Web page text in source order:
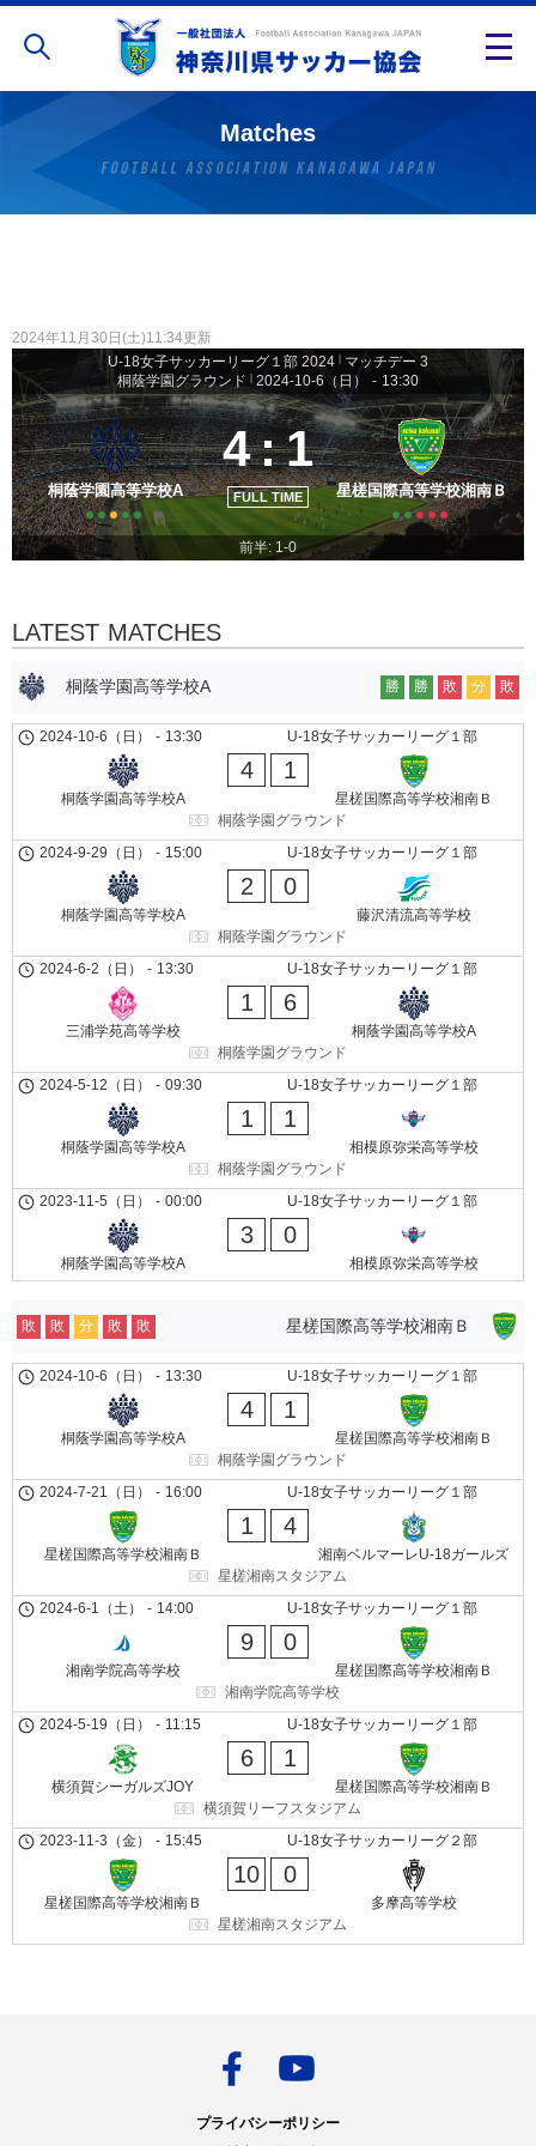
Matches
2024年11月30日(土)11:34更新
U-18女子サッカーリーグ１部 2024
マッチデー 3
桐蔭学園グラウンド
2024-10-6（日） - 13:30
桐蔭学園高等学校A
4:1
FULL TIME 星槎国際高等学校湘南Ｂ
前半: 1-0
LATEST MATCHES
桐蔭学園高等学校A 勝 勝 敗 分 敗
U-18女子サッカーリーグ１部
2024-10-6（日） - 13:30
桐蔭学園高等学校A
4 1
星槎国際高等学校湘南Ｂ
桐蔭学園グラウンド
U-18女子サッカーリーグ１部
2024-9-29（日） - 15:00
桐蔭学園高等学校A
2 0
藤沢清流高等学校
桐蔭学園グラウンド
U-18女子サッカーリーグ１部
2024-6-2（日） - 13:30
三浦学苑高等学校
1 6
桐蔭学園高等学校A
桐蔭学園グラウンド
U-18女子サッカーリーグ１部
2024-5-12（日） - 09:30
桐蔭学園高等学校A
1 1
相模原弥栄高等学校
桐蔭学園グラウンド
U-18女子サッカーリーグ１部
2023-11-5（日） - 00:00
桐蔭学園高等学校A
3 0
相模原弥栄高等学校
星槎国際高等学校湘南Ｂ
敗 敗 分 敗 敗
U-18女子サッカーリーグ１部
2024-10-6（日） - 13:30
桐蔭学園高等学校A
4 1
星槎国際高等学校湘南Ｂ
桐蔭学園グラウンド
U-18女子サッカーリーグ１部
2024-7-21（日） - 16:00
星槎国際高等学校湘南Ｂ
1 4
湘南ベルマーレU-18ガールズ
星槎湘南スタジアム
U-18女子サッカーリーグ１部
2024-6-1（土） - 14:00
湘南学院高等学校
9 0
星槎国際高等学校湘南Ｂ
湘南学院高等学校
U-18女子サッカーリーグ１部
2024-5-19（日） - 11:15
横須賀シーガルズJOY
6 1
星槎国際高等学校湘南Ｂ
横須賀リーフスタジアム
U-18女子サッカーリーグ２部
2023-11-3（金） - 15:45
星槎国際高等学校湘南Ｂ
10 0
多摩高等学校
星槎湘南スタジアム
プライバシーポリシー